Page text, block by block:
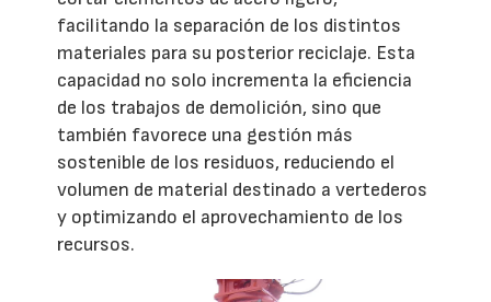
facilitando la separación de los distintos
materiales para su posterior reciclaje. Esta
capacidad no solo incrementa la eficiencia
de los trabajos de demolición, sino que
también favorece una gestión más
sostenible de los residuos, reduciendo el
volumen de material destinado a vertederos
y optimizando el aprovechamiento de los
recursos.